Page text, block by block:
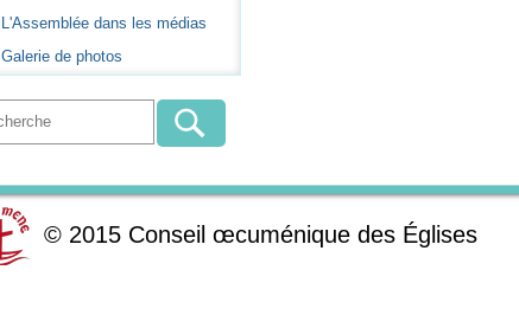
L'Assemblée dans les médias
Galerie de photos
© 2015 Conseil œcuménique des Églises